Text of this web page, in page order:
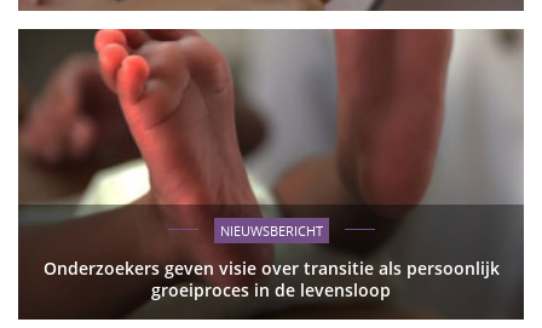
NIEUWSBERICHT
Onderzoekers geven visie over transitie als persoonlijk
groeiproces in de levensloop